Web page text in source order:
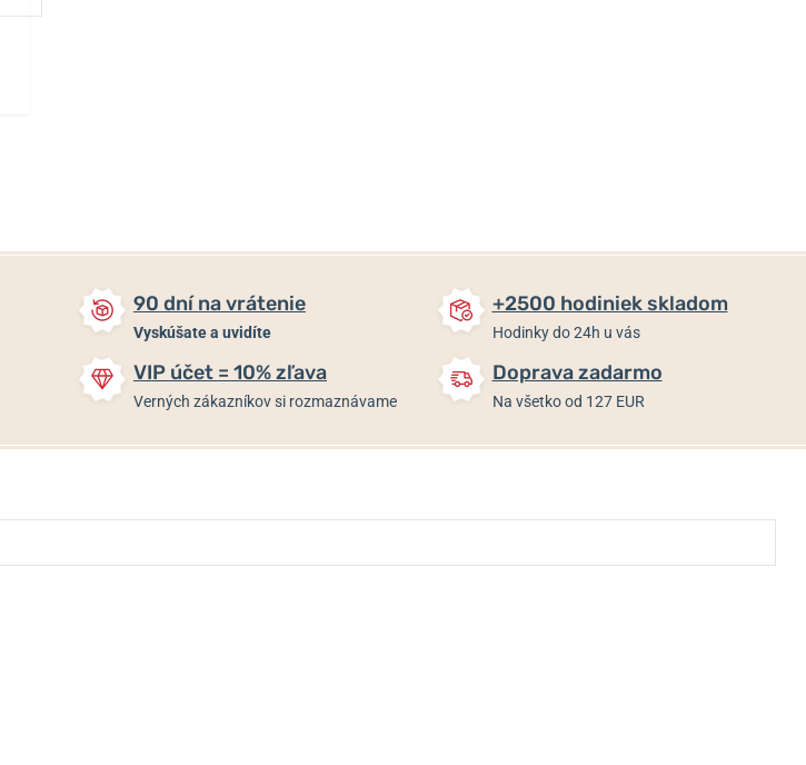
90 dní na vrátenie
Vyskúšate a uvidíte
+2500 hodiniek skladom
Hodinky do 24h u vás
VIP účet = 10% zľava
Verných zákazníkov si rozmaznávame
Doprava zadarmo
Na všetko od 127 EUR